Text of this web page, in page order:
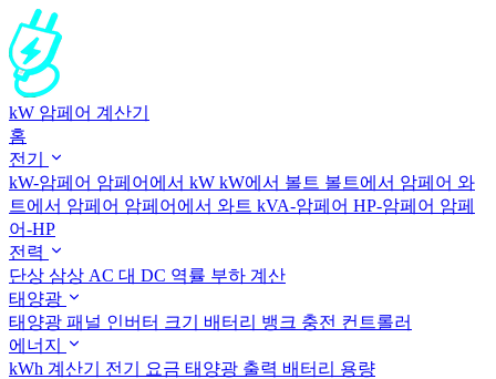
kW 암페어 계산기
홈
전기
kW-암페어 암페어에서 kW kW에서 볼트 볼트에서 암페어 와
트에서 암페어 암페어에서 와트 kVA-암페어 HP-암페어 암페
어-HP
전력
단상 삼상 AC 대 DC 역률 부하 계산
태양광
태양광 패널 인버터 크기 배터리 뱅크 충전 컨트롤러
에너지
kWh 계산기 전기 요금 태양광 출력 배터리 용량